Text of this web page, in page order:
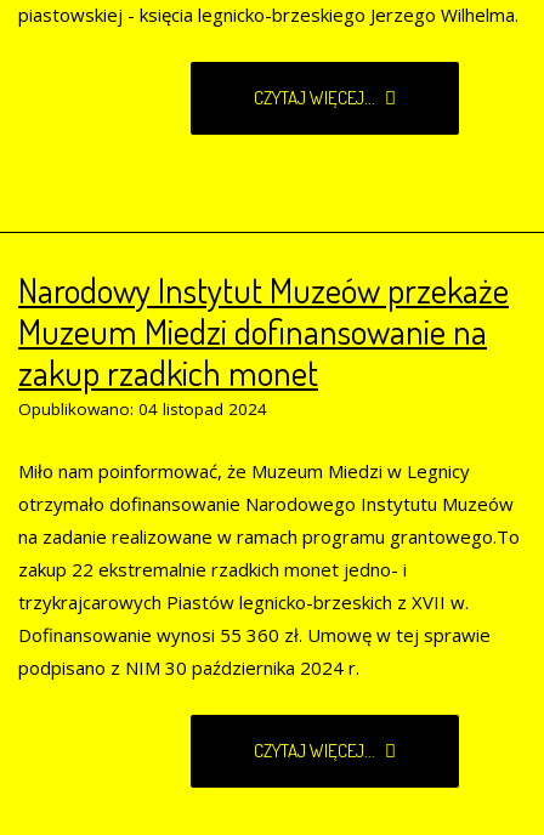
piastowskiej - księcia legnicko-brzeskiego Jerzego Wilhelma.
CZYTAJ WIĘCEJ...
Narodowy Instytut Muzeów przekaże
Muzeum Miedzi dofinansowanie na
zakup rzadkich monet
Opublikowano: 04 listopad 2024
Miło nam poinformować, że Muzeum Miedzi w Legnicy
otrzymało dofinansowanie Narodowego Instytutu Muzeów
na zadanie realizowane w ramach programu grantowego.To
zakup 22 ekstremalnie rzadkich monet jedno- i
trzykrajcarowych Piastów legnicko-brzeskich z XVII w.
Dofinansowanie wynosi 55 360 zł. Umowę w tej sprawie
podpisano z NIM 30 października 2024 r.
CZYTAJ WIĘCEJ...